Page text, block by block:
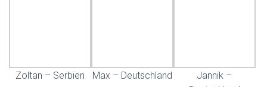
Zoltan – Serbien Max – Deutschland
Jannik –